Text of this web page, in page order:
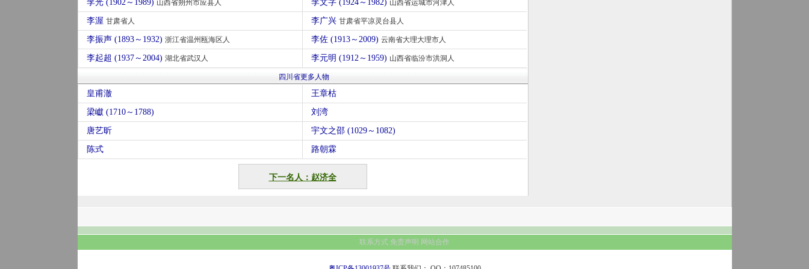
李光 (1902～1989) 山西省朔州市应县人 李文字 (1924～1982) 山西省运城市河津人
李渥 甘肃省人 李广兴 甘肃省平凉灵台县人
李振声 (1893～1932) 浙江省温州瓯海区人 李佐 (1913～2009) 云南省大理大理市人
李起超 (1937～2004) 湖北省武汉人 李元明 (1912～1959) 山西省临汾市洪洞人
四川省更多人物
皇甫澈 王章枯
梁巘 (1710～1788) 刘湾
唐艺昕 宇文之邵 (1029～1082)
陈式 路朝霖
下一名人：赵济全
联系方式 免责声明 网站合作